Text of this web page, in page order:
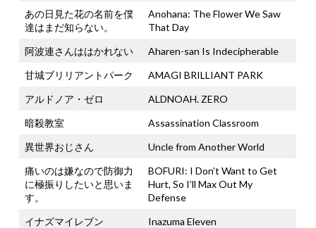
あの日見た花の名前を僕
達はまだ知らない。
Anohana: The Flower We Saw
That Day
阿波連さんははかれない
Aharen-san Is Indecipherable
甘城ブリリアントパーク
AMAGI BRILLIANT PARK
アルドノア・ゼロ
ALDNOAH. ZERO
暗殺教室
Assassination Classroom
異世界おじさん
Uncle from Another World
痛いのは嫌なので防御力
に極振りしたいと思いま
す。
BOFURI: I Don’t Want to Get
Hurt, So I’ll Max Out My
Defense
イナズマイレブン
Inazuma Eleven